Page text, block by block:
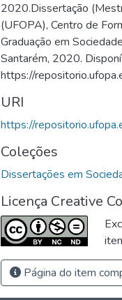
2020.Dissertação
(UFOPA), Centro de
Graduação em
Santarém, 2020.
https://
URI
https://
Coleções
Dissertações em
Licença Creative
Página do item